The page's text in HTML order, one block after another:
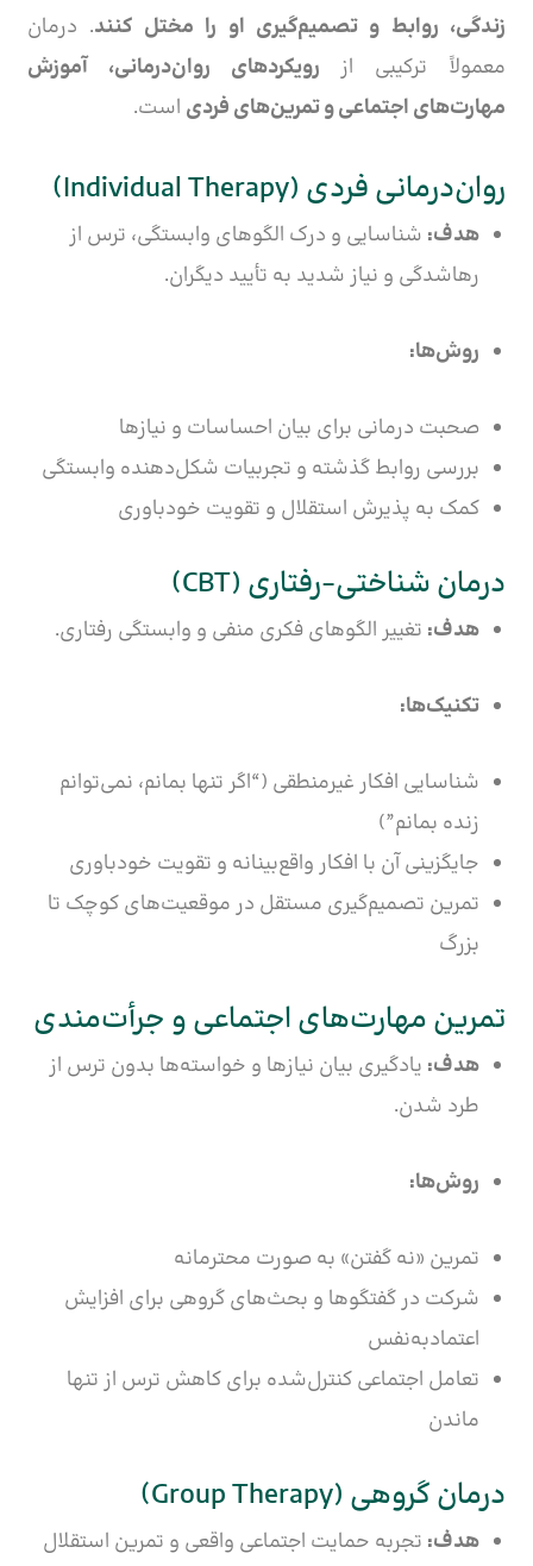
زندگی، روابط و تصمیم‌گیری او را مختل کنند. درمان
معمولاً ترکیبی از رویکردهای روان‌درمانی، آموزش
مهارت‌های اجتماعی و تمرین‌های فردی است.
روان‌درمانی فردی (Individual Therapy)
هدف: شناسایی و درک الگوهای وابستگی، ترس از
رهاشدگی و نیاز شدید به تأیید دیگران.
روش‌ها:
صحبت درمانی برای بیان احساسات و نیازها
بررسی روابط گذشته و تجربیات شکل‌دهنده وابستگی
کمک به پذیرش استقلال و تقویت خودباوری
درمان شناختی-رفتاری (CBT)
هدف: تغییر الگوهای فکری منفی و وابستگی رفتاری.
تکنیک‌ها:
شناسایی افکار غیرمنطقی (“اگر تنها بمانم، نمی‌توانم
زنده بمانم”)
جایگزینی آن با افکار واقع‌بینانه و تقویت خودباوری
تمرین تصمیم‌گیری مستقل در موقعیت‌های کوچک تا
بزرگ
تمرین مهارت‌های اجتماعی و جرأت‌مندی
هدف: یادگیری بیان نیازها و خواسته‌ها بدون ترس از
طرد شدن.
روش‌ها:
تمرین «نه گفتن» به صورت محترمانه
شرکت در گفتگوها و بحث‌های گروهی برای افزایش
اعتمادبه‌نفس
تعامل اجتماعی کنترل‌شده برای کاهش ترس از تنها
ماندن
درمان گروهی (Group Therapy)
هدف: تجربه حمایت اجتماعی واقعی و تمرین استقلال